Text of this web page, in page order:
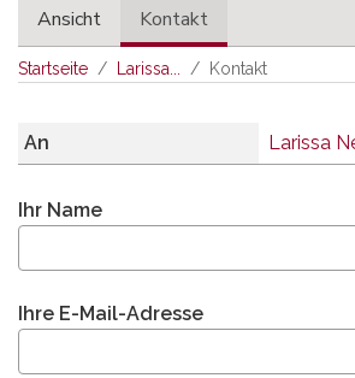
Ansicht Kontakt
Startseite Larissa... Kontakt
An Larissa
Ihr Name
Ihre E-Mail-Adresse